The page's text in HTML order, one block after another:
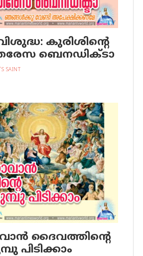
കുരിശിന്റെ
ബെനഡിക്ടാ
SAINT
ദൈവത്തിന്റെ
പിടിക്കാം